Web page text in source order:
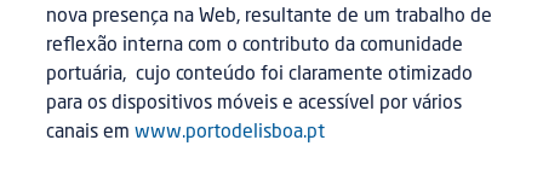
nova presença na Web, resultante de um trabalho de
reflexão interna com o contributo da comunidade
portuária, cujo conteúdo foi claramente otimizado
para os dispositivos móveis e acessível por vários
canais emwww.portodelisboa.pt